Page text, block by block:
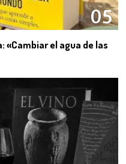
05
«Cambiar el agua de las